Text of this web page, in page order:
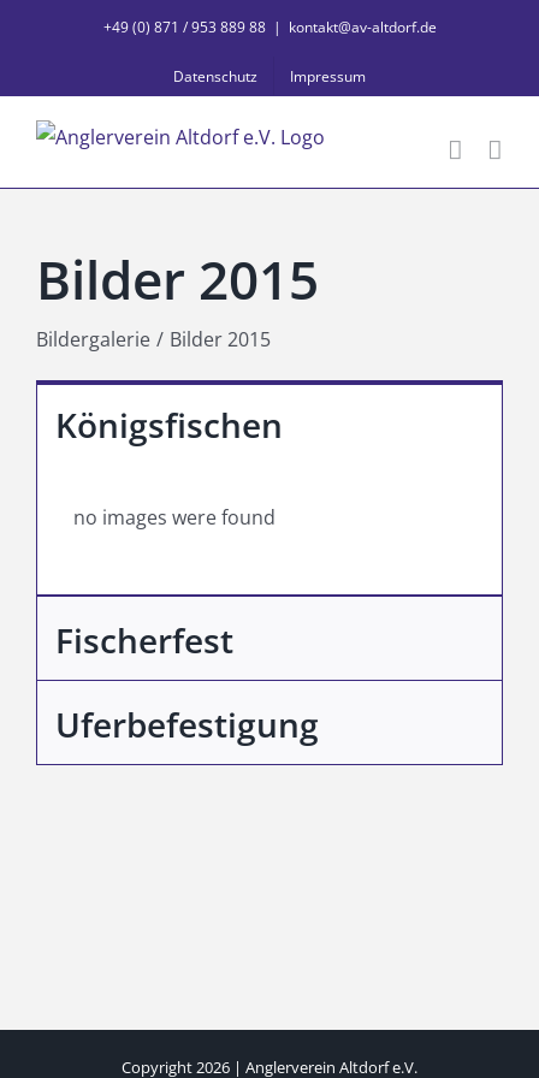
+49 (0) 871 / 953 889 88 | kontakt@av-altdorf.de
Datenschutz Impressum
Bilder 2015
Bildergalerie Bilder 2015
Königsfischen
no images were found
Fischerfest
Uferbefestigung
Copyright 2026 | Anglerverein Altdorf e.V.